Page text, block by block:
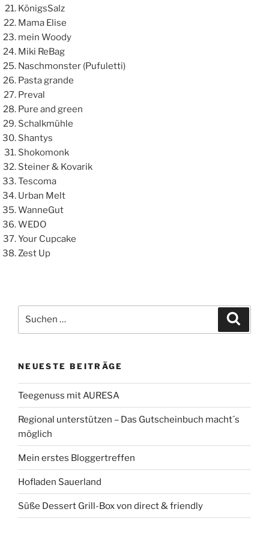
KönigsSalz
Mama Elise
mein Woody
Miki ReBag
Naschmonster (Pufuletti)
Pasta grande
Preval
Pure and green
Schalkmühle
Shantys
Shokomonk
Steiner & Kovarik
Tescoma
Urban Melt
WanneGut
WEDO
Your Cupcake
Zest Up
nach:
NEUESTE BEITRÄGE
Teegenuss mit AURESA
Regional unterstützen – Das Gutscheinbuch macht´s
möglich
Mein erstes Bloggertreffen
Hofladen Sauerland
Süße Dessert Grill-Box von direct & friendly